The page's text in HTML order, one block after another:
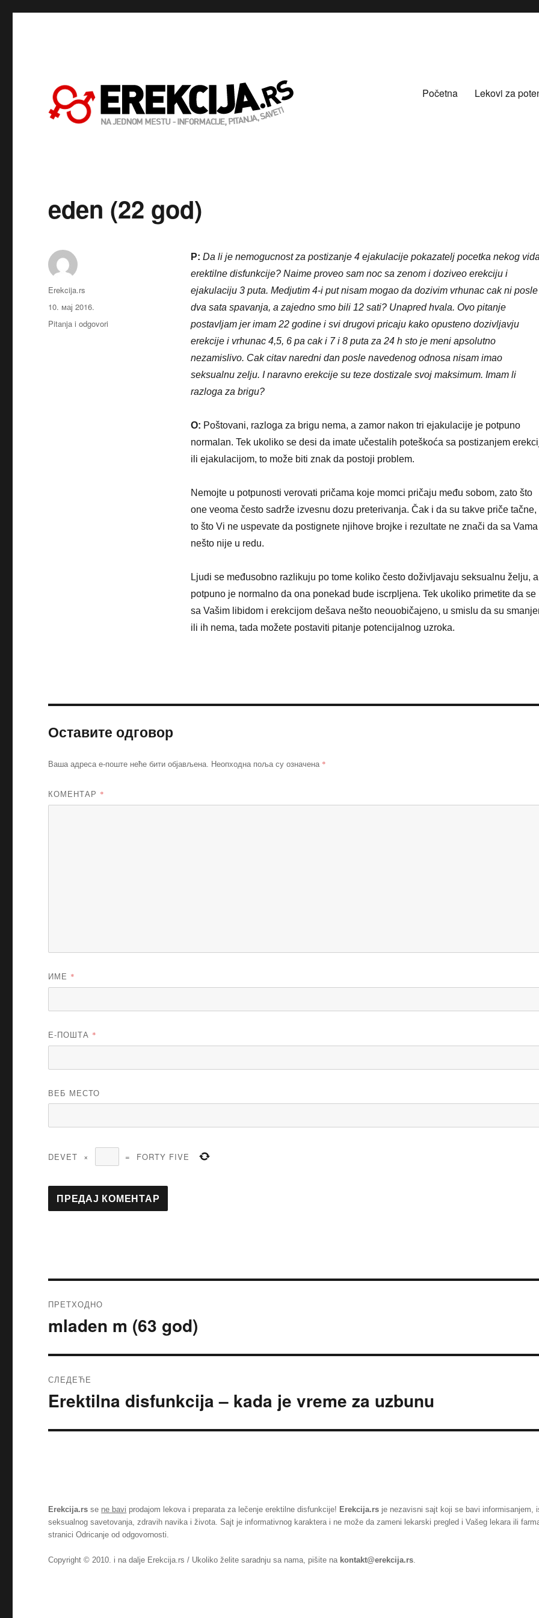
Početna Lekovi za
eden (22 god)
P: Da li je nemogucnost za postizanje 4 ejakulacije pokazatelj pocetka nekog
erektilne disfunkcije? Naime proveo sam noc sa zenom i doziveo erekciju i
ejakulaciju 3 puta. Medjutim 4-i put nisam mogao da dozivim vrhunac cak ni posle
dva sata spavanja, a zajedno smo bili 12 sati? Unapred hvala. Ovo pitanje
postavljam jer imam 22 godine i svi drugovi pricaju kako opusteno dozivljavju
erekcije i vrhunac 4,5, 6 pa cak i 7 i 8 puta za 24 h sto je meni apsolutno
nezamislivo. Cak citav naredni dan posle navedenog odnosa nisam imao
seksualnu zelju. I naravno erekcije su teze dostizale svoj maksimum. Imam li
razloga za brigu?
O: Poštovani, razloga za brigu nema, a zamor nakon tri ejakulacije je potpuno
normalan. Tek ukoliko se desi da imate učestalih poteškoća sa postizanjem
ili ejakulacijom, to može biti znak da postoji problem.
Nemojte u potpunosti verovati pričama koje momci pričaju među sobom, zato što
one veoma često sadrže izvesnu dozu preterivanja. Čak i da su takve priče tačne,
to što Vi ne uspevate da postignete njihove brojke i rezultate ne znači da sa Vama
nešto nije u redu.
Ljudi se međusobno razlikuju po tome koliko često doživljavaju seksualnu želju, a
potpuno je normalno da ona ponekad bude iscrpljena. Tek ukoliko primetite da se
sa Vašim libidom i erekcijom dešava nešto neouobičajeno, u smislu da su
ili ih nema, tada možete postaviti pitanje potencijalnog uzroka.
Аутор
Erekcija.rs
Објављено
10. мај 2016.
Категорије
Pitanja i odgovori
Оставите одговор
Ваша адреса е-поште неће бити објављена. Неопходна поља су означена *
КОМЕНТАР *
ИМЕ *
Е-ПОШТА *
ВЕБ МЕСТО
DEVET × = FORTY FIVE
ПРЕТХОДНО
Претходни
mladen m (63 god)
СЛЕДЕЋЕ
Следећи
Erektilna disfunkcija – kada je vreme za uzbunu
Erekcija.rs se ne bavi prodajom lekova i preparata za lečenje erektilne disfunkcije! Erekcija.rs je nezavisni sajt koji se bavi informisanjem,
seksualnog savetovanja, zdravih navika i života. Sajt je informativnog karaktera i ne može da zameni lekarski pregled i Vašeg lekara ili
straniciOdricanje od odgovornosti.
Copyright © 2010. i na dalje Erekcija.rs / Ukoliko želite saradnju sa nama, pišite na kontakt@erekcija.rs.